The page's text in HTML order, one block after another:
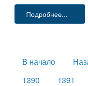
Подробнее...
В начало
1390
1391